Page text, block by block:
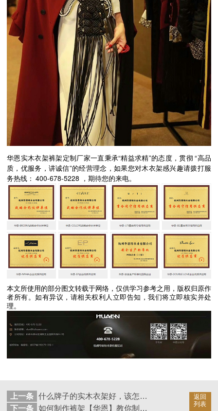
华恩实木衣架裤架定制厂家一直秉承“精益求精”的态度，贯彻 “高品
质，优服务，讲诚信”的经营理念，如果您对木衣架感兴趣请拨打服
务热线： 400-678-5228 ，期待您的来电。
本文所使用的部分图文转载于网络，仅供学习参考之用，版权归原作
者所有。如有异议，请相关权利人立即告知，我们将立即核实并处
理。
返回
列表
上一条
什么牌子的实木衣架好，该怎么选择才合适【华恩】
下一条
如何制作裤架【华恩】教你制作裤架